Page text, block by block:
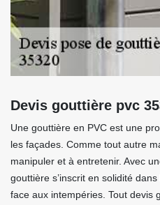
Devis gouttière pvc
Une gouttière en PVC est une
les façades. Comme tout autre
manipuler et à entretenir. Avec
gouttière s’inscrit en solidité
face aux intempéries. Tout devis